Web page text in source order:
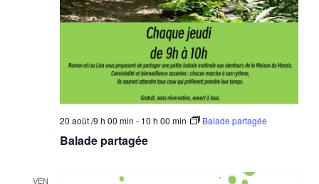
Balade partagée
20 août /9 h 00 min - 10 h 00 min Balade partagée
VEN